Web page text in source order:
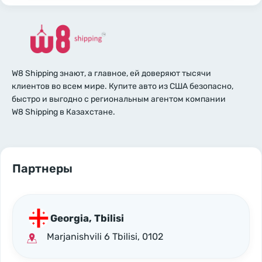
W8 Shipping знают, а главное, ей доверяют тысячи
клиентов во всем мире. Купите авто из США безопасно,
быстро и выгодно с региональным агентом компании
W8 Shipping в Казахстане.
Партнеры
Georgia, Tbilisi
Marjanishvili 6 Tbilisi, 0102